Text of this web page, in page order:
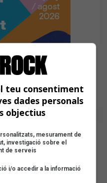
teu consentiment
dades personals
objectius
mesurament de
investigació sobre el
de serveis
i/o accedir a la informació